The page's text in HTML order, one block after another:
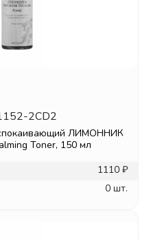
2CD2
ЛИМОННИК
Toner, 150 мл
1110 ₽
0 шт.